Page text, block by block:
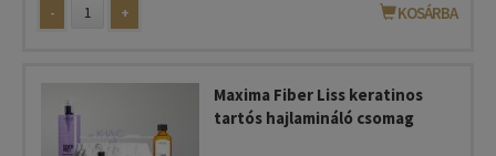
- + KOSÁRBA
Maxima Fiber Liss keratinos
tartós hajlamináló csomag